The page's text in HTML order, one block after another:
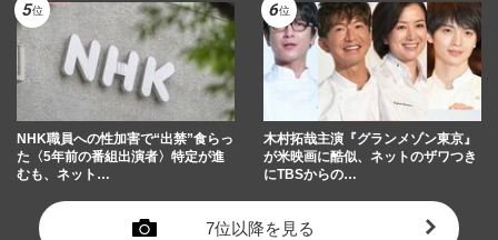
NHK職員への性加害で“出禁”食らっ
た〈5年前の番組出演者〉特定が進
むも、ネット…
木村拓哉主演『グランメゾン東京』
が米映画に酷似、ネットのザワつき
にTBSからの…
7位以降を見る